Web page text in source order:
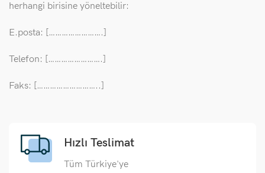
herhangi birisine yöneltebilir:
E.posta: […………………….]
Telefon: […………………….]
Faks: [………………………..]
Hızlı Teslimat
Tüm Türkiye'ye